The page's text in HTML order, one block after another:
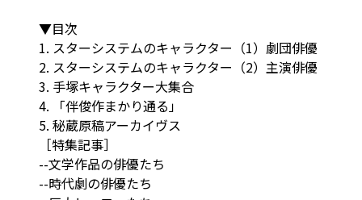
▼目次
1. スターシステムのキャラクター（1）劇団俳優
2. スターシステムのキャラクター（2）主演俳優
3. 手塚キャラクター大集合
4. 「伴俊作まかり通る」
5. 秘蔵原稿アーカイヴス
［特集記事］
--文学作品の俳優たち
--時代劇の俳優たち